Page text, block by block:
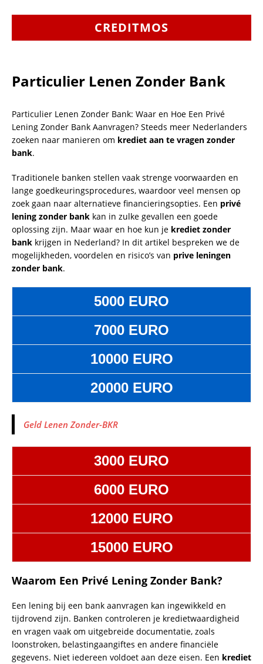
CREDITMOS
Particulier Lenen Zonder Bank
Particulier Lenen Zonder Bank: Waar en Hoe Een Privé
Lening Zonder Bank Aanvragen? Steeds meer Nederlanders
zoeken naar manieren om krediet aan te vragen zonder
bank.
Traditionele banken stellen vaak strenge voorwaarden en
lange goedkeuringsprocedures, waardoor veel mensen op
zoek gaan naar alternatieve financieringsopties. Een privé
lening zonder bank kan in zulke gevallen een goede
oplossing zijn. Maar waar en hoe kun je krediet zonder
bank krijgen in Nederland? In dit artikel bespreken we de
mogelijkheden, voordelen en risico’s van prive leningen
zonder bank.
5000 EURO
7000 EURO
10000 EURO
20000 EURO
Geld Lenen Zonder-BKR
3000 EURO
6000 EURO
12000 EURO
15000 EURO
Waarom Een Privé Lening Zonder Bank?
Een lening bij een bank aanvragen kan ingewikkeld en
tijdrovend zijn. Banken controleren je kredietwaardigheid
en vragen vaak om uitgebreide documentatie, zoals
loonstroken, belastingaangiftes en andere financiële
gegevens. Niet iedereen voldoet aan deze eisen. Een krediet